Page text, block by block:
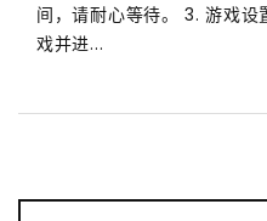
间，请耐心等待。 3. 游戏
戏并进...